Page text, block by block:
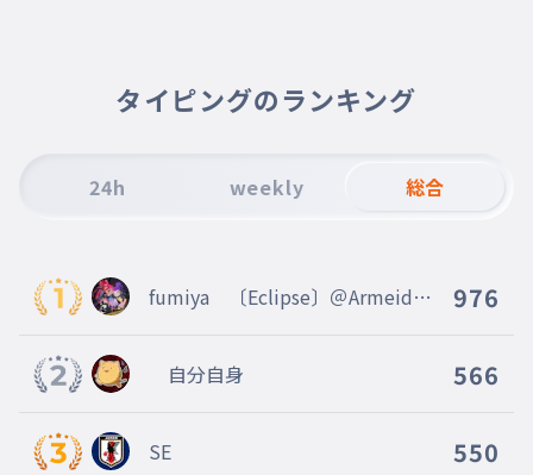
タイピングのランキング
24h weekly 総合
fumiya 〔Eclipse〕＠Armeid
976
自分自身 566
SE 550